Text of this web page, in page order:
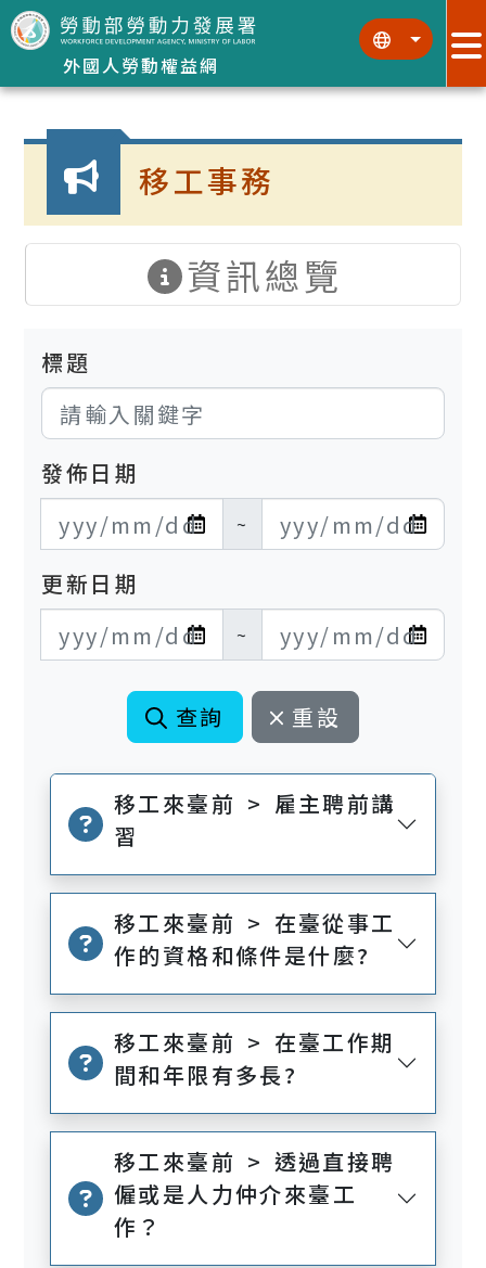
跳到主要內容區塊
外國人勞動權益網
::: :::
:::
移工事務
資訊總覽
標題
發佈日期
發布日期開始
~
發布日期結束
更新日期
更新日期開始
~
更新日期結束
查詢 重設
移工來臺前 > 雇主聘前講
習
移工來臺前 > 在臺從事工
作的資格和條件是什麼?
移工來臺前 > 在臺工作期
間和年限有多長?
移工來臺前 > 透過直接聘
僱或是人力仲介來臺工
作？